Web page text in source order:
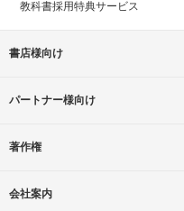
教科書採用特典サービス
書店様向け
パートナー様向け
著作権
会社案内